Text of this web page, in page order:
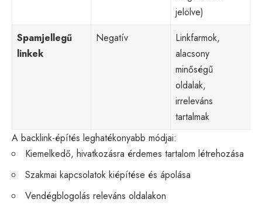
jelölve)
Spamjellegű
linkek
Negatív
Linkfarmok,
alacsony
minőségű
oldalak,
irreleváns
tartalmak
A backlink-építés leghatékonyabb módjai:
Kiemelkedő, hivatkozásra érdemes tartalom létrehozása
Szakmai kapcsolatok kiépítése és ápolása
Vendégblogolás releváns oldalakon